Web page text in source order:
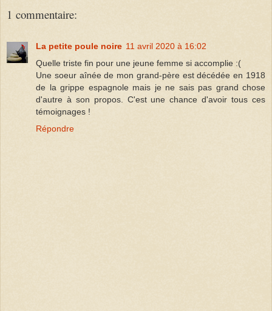
1 commentaire:
La petite poule noire 11 avril 2020 à 16:02
Quelle triste fin pour une jeune femme si accomplie :(
Une soeur aînée de mon grand-père est décédée en 1918
de la grippe espagnole mais je ne sais pas grand chose
d'autre à son propos. C'est une chance d'avoir tous ces
témoignages !
Répondre